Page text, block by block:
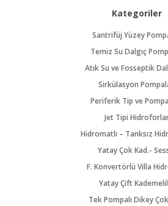
Kategoriler
Santrifüj Yüzey
Temiz Su Dalgıç
Atık Su ve Fosseptik
Sirkülasyon
Periferik Tip ve
Jet Tipi
Hidromatlı – Tanksız
Yatay Çok Kad.-
F. Konvertörlü Villa
Yatay Çift
Tek Pompalı Dikey